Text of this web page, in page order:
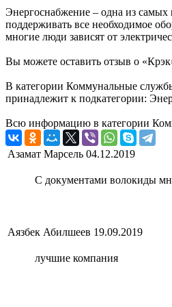
Энергоснабжение – одна из самых
поддерживать все необходимое
многие люди зависят от
Вы можете оставить отзыв о
В категории Коммунальные
принадлежит к подкатегории:
Всю информацию в категории
Азамат Марсель 04.12.2019
С документами волокиды
Аязбек Абилшеев 19.09.2019
лучшие компания